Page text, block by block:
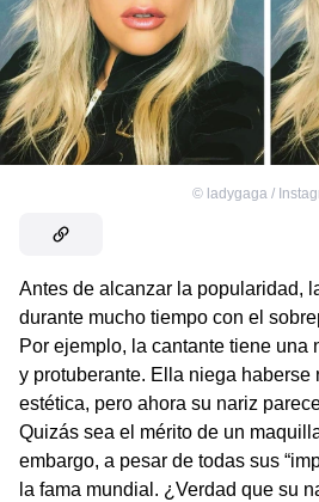
© ladygaga /
Antes de alcanzar la popularidad,
durante mucho tiempo con el
Por ejemplo, la cantante tiene una
y protuberante. Ella niega haberse
estética, pero ahora su nariz
Quizás sea el mérito de un
embargo, a pesar de todas sus
la fama mundial. ¿Verdad que su